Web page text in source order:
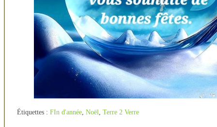
Étiquettes : FIn d'année Noël Terre 2 Verre